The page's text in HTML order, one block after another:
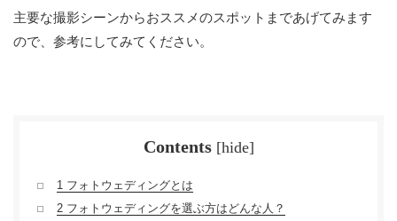
主要な撮影シーンからおススメのスポットまであげてみます
ので、参考にしてみてください。
Contents [hide]
1 フォトウェディングとは
2 フォトウェディングを選ぶ方はどんな人？